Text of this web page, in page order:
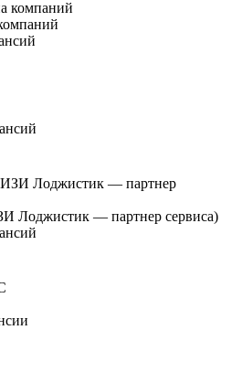
Лоджистик — партнер сервиса)